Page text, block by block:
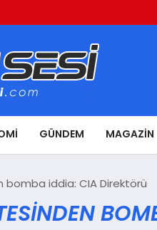
GÜNDEM MAGAZIN
iddia: CIA Direktörü